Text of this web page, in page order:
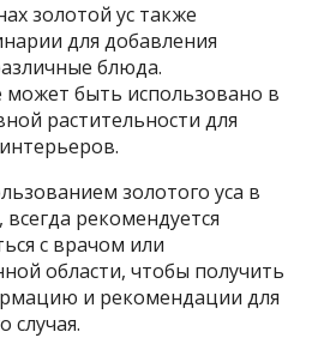
золотой ус также
для добавления
блюда.
может быть использовано в
растительности для
золотого уса в
рекомендуется
с врачом или
области, чтобы получить
и рекомендации для
случая.